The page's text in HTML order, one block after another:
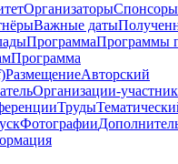
Организаторы
Важные даты
ПрограммаПрограммы
Программа
РазмещениеАвторский
Организации-
Труды
Фотографии